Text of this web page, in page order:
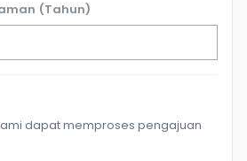
(Tahun)
dapat memproses pengajuan